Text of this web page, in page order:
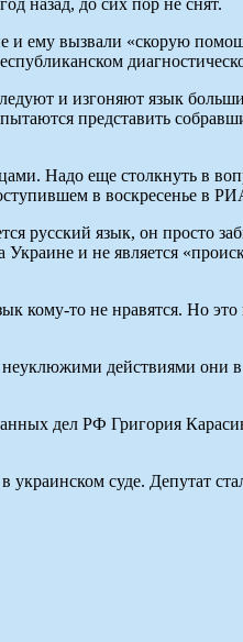
и ему вызвали «скорую
и изгоняют язык
представить
Надо еще столкнуть в
в воскресенье в
русский язык, он просто
Украине и не является
кому-то не нравятся. Но
действиями они
дел РФ Григория
суде. Депутат